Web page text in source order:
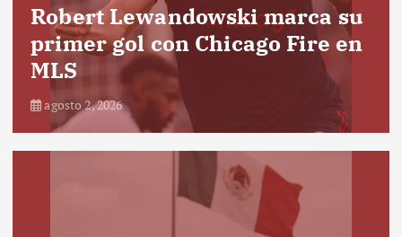
Robert Lewandowski marca su
primer gol con Chicago Fire en
MLS
agosto 2, 2026